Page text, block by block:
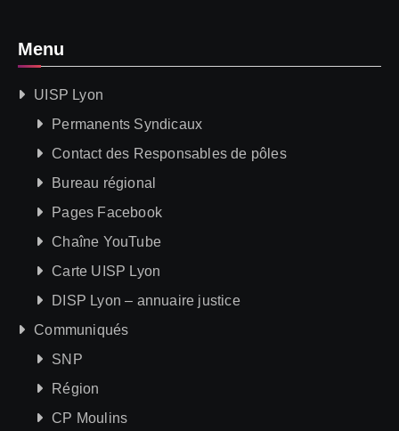
Menu
UISP Lyon
Permanents Syndicaux
Contact des Responsables de pôles
Bureau régional
Pages Facebook
Chaîne YouTube
Carte UISP Lyon
DISP Lyon – annuaire justice
Communiqués
SNP
Région
CP Moulins